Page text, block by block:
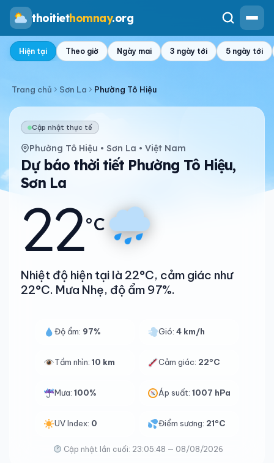
thoitiethomnay.org
Hiện tại Theo giờ Ngày mai 3 ngày tới 5 ngày tới
Trang chủ Sơn La Phường Tô Hiệu
Cập nhật thực tế
Phường Tô Hiệu • Sơn La • Việt Nam
Dự báo thời tiết Phường Tô Hiệu,
Sơn La
22°C
Nhiệt độ hiện tại là 22°C, cảm giác như
22°C. Mưa Nhẹ, độ ẩm 97%.
Độ ẩm: 97% Gió:4 km/h
Tầm nhìn: 10 km Cảm giác: 22°C
Mưa: 100% Áp suất:1007 hPa
UV Index: 0 Điểm sương: 21°C
Cập nhật lần cuối: 23:05:48 — 08/08/2026